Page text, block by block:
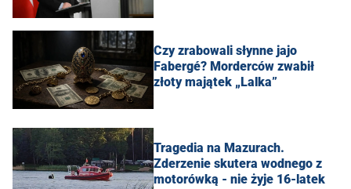
Czy zrabowali słynne jajo
Fabergé? Morderców zwabił
złoty majątek „Lalka”
Tragedia na Mazurach.
Zderzenie skutera wodnego z
motorówką - nie żyje 16-latek